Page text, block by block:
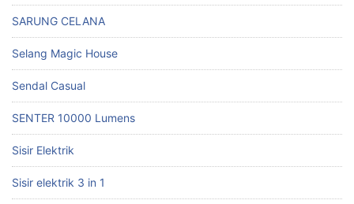
SARUNG CELANA
Selang Magic House
Sendal Casual
SENTER 10000 Lumens
Sisir Elektrik
Sisir elektrik 3 in 1